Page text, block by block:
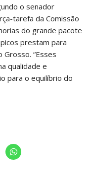
o senador
tarefa da Comissão
do grande pacote
prestam para
“Esses
qualidade e
para o equilíbrio do
Clique
para